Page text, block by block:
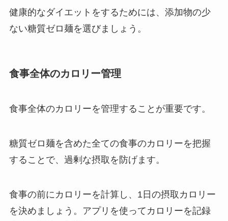
健康的なダイエットをするためには、添加物の少
ない糖質ゼロ麺を選びましょう。
食事全体のカロリー管理
食事全体のカロリーを管理することが重要です。
糖質ゼロ麺を含めた全ての食事のカロリーを把握
することで、過剰な摂取を防げます。
食事の前にカロリーを計算し、1日の摂取カロリー
を決めましょう。アプリを使ってカロリーを記録